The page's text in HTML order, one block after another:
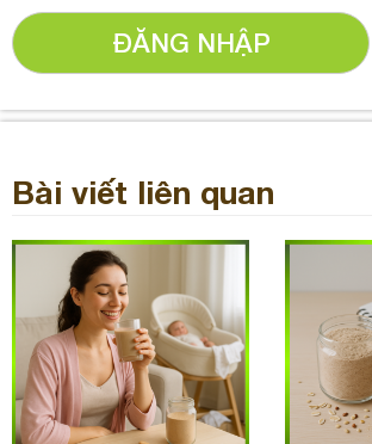
ĐĂNG NHẬP
Bài viết liên quan